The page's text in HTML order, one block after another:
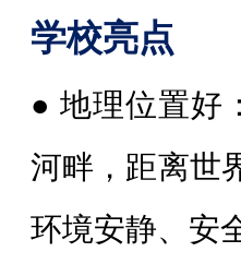
学校亮点
● 地理位置好
河畔，距离世
环境安静、安